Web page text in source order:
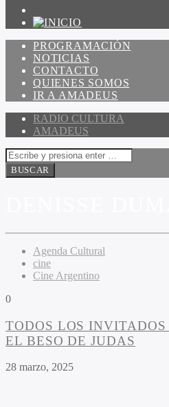
PROGRAMACIÓN
NOTICIAS
CONTACTO
QUIENES SOMOS
IR A AMADEUS
RADIO CULTURA
AMADEUS
Agenda Cultural
cine
Cine Argentino
0
TODOS LOS
EL BESO DE JUDAS
28 marzo, 2025